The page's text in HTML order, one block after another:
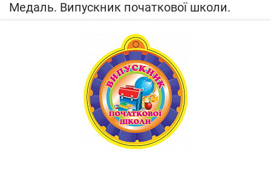
Медаль. Випускник початкової школи.